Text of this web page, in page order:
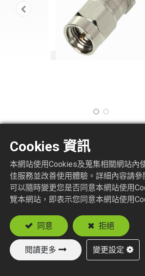
ATSMA13
Attenuator SMA Plug to Jack
加入詢價車
新產品
Cookies 資訊
本網站使用Cookies及蒐集相關網站內
佳服務並改善使用體驗。詳細內容請
可以隨時變更您是否同意本網站使用
覽本網站，即表示您同意本網站使用
同意 拒絕
閱讀更多 變更設定